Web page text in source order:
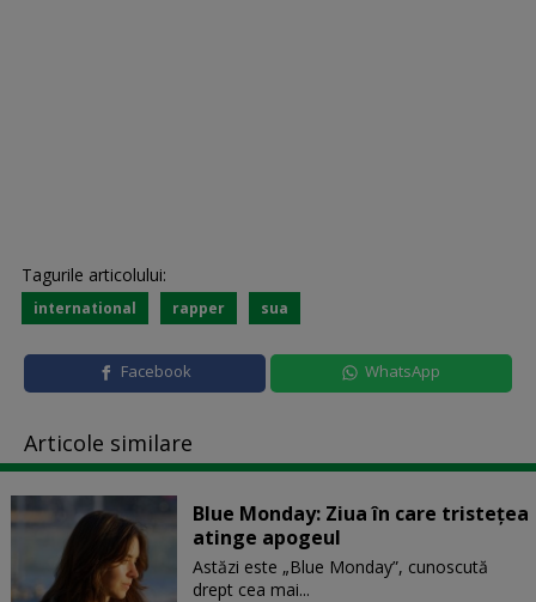
Tagurile articolului:
international rapper sua
Facebook WhatsApp
Articole similare
Blue Monday: Ziua în care tristețea
atinge apogeul
Astăzi este „Blue Monday”, cunoscută
drept cea mai...